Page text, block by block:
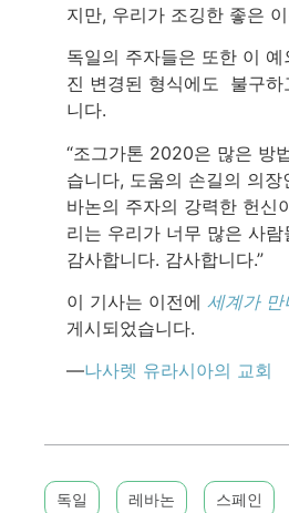
지만, 우리가 조깅한 좋은
독일의 주자들은 또한 이
진 변경된 형식에도 불구
니다.
“조그가톤 2020은 많은 방
습니다, 도움의 손길의 의
바논의 주자의 강력한 헌신
리는 우리가 너무 많은 사
감사합니다. 감사합니다.”
이 기사는 이전에 세계가 만
게시되었습니다.
—나사렛 유라시아의 교회
독일 레바논 스페인